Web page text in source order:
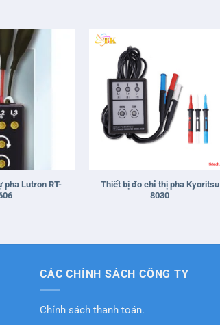
pha Lutron RT-
Thiết bị đo chỉ thị pha Kyoritsu
8030
CÁC CHÍNH SÁCH CÔNG TY
Chính sách thanh toán.